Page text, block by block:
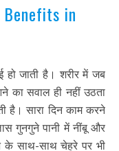
Benefits in
हो जाती है। शरीर में जब
का सवाल ही नहीं उठता
है। सारा दिन काम करने
गुनगुने पानी में नींबू और
के साथ-साथ चेहरे पर भी